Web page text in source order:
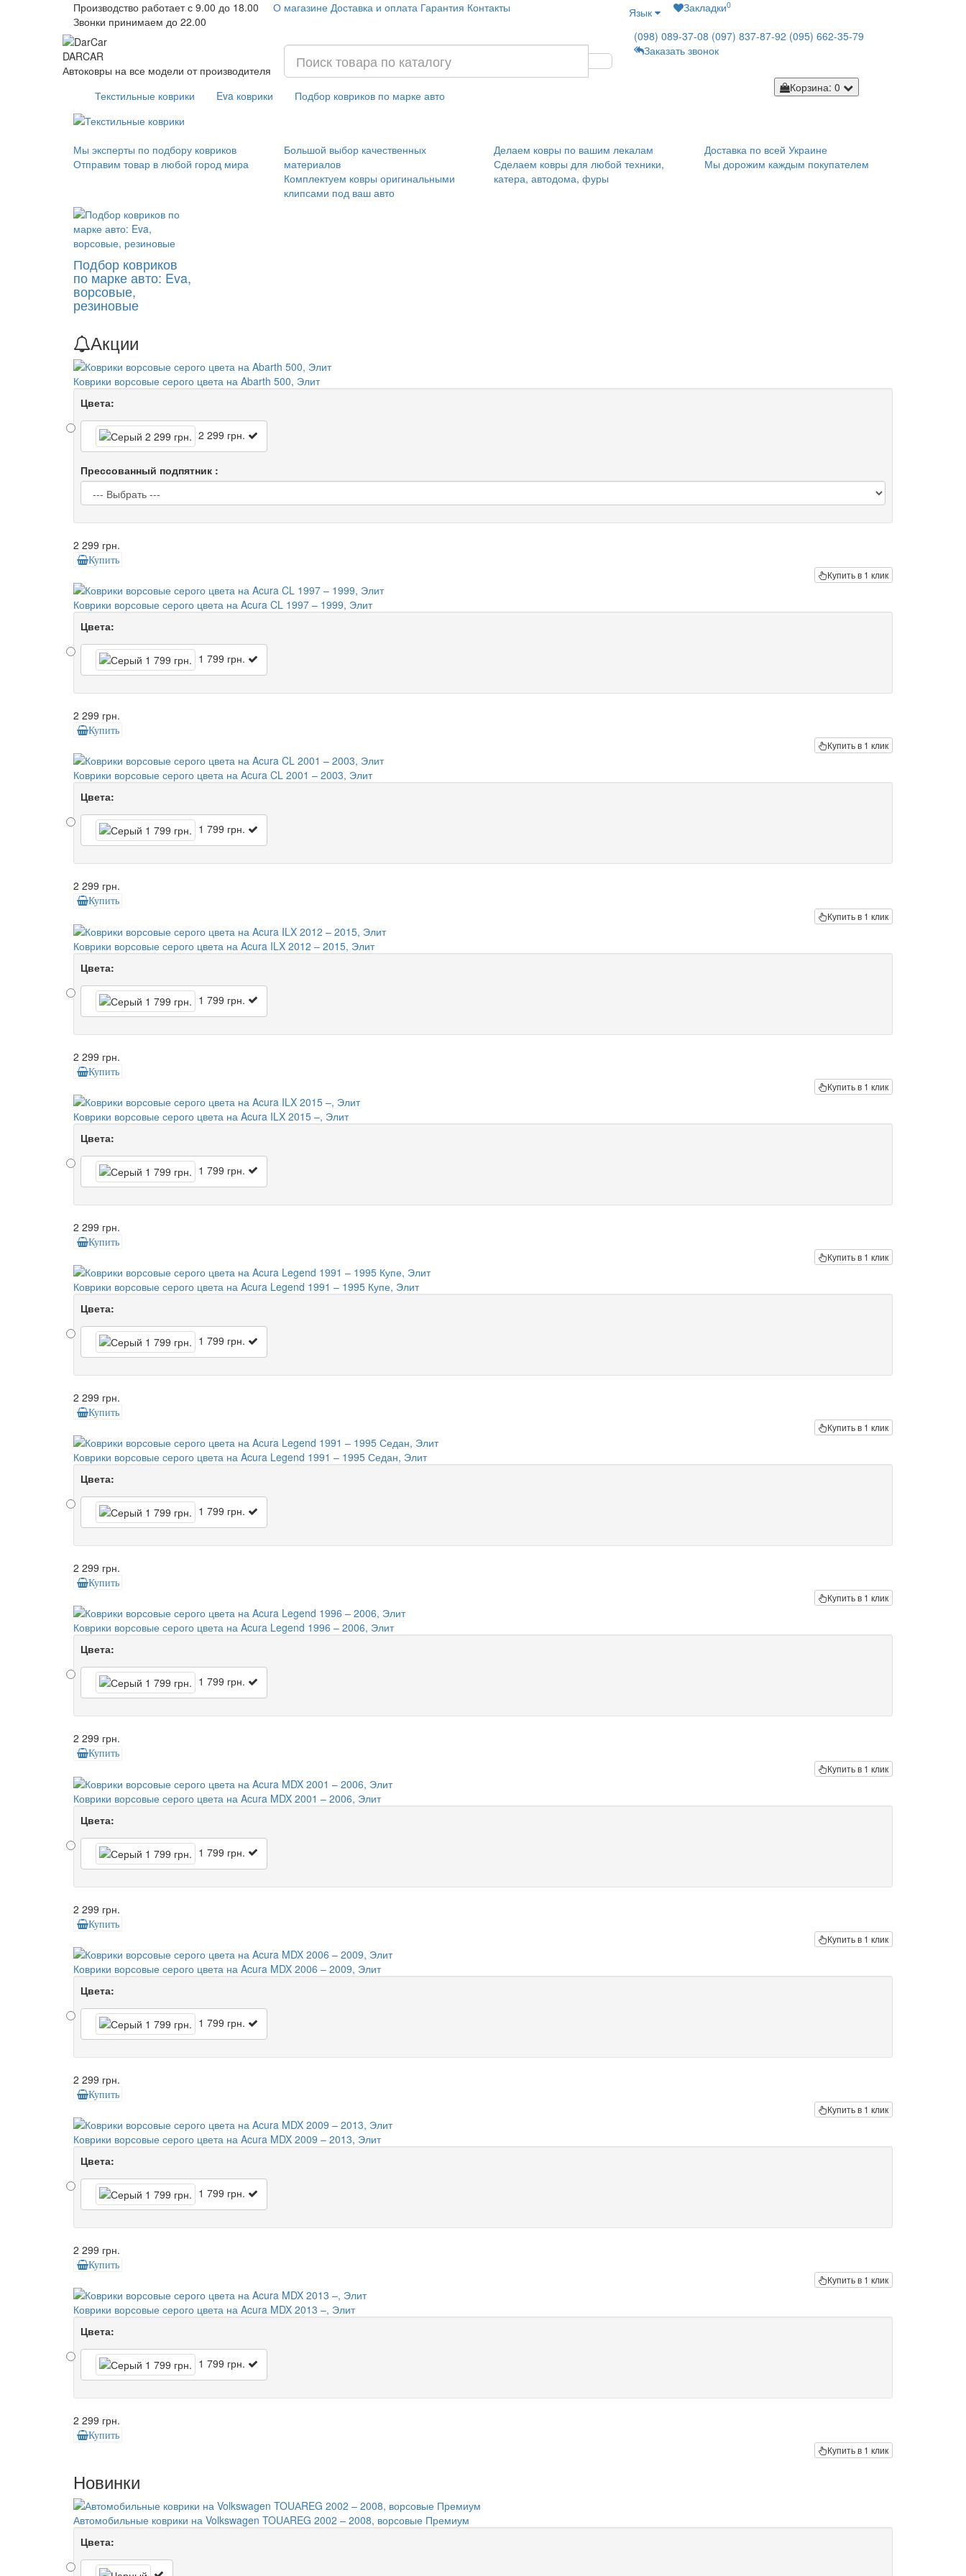
Производство работает с 9.00 до 18.00
Звонки принимаем до 22.00
О магазине Доставка и оплата Гарантия Контакты Язык Закладки0
DARCAR
Автоковры на все модели от производителя
(098) 089-37-08 (097) 837-87-92 (095) 662-35-79
Заказать звонок
Текстильные коврики Eva коврики Подбор ковриков по марке авто
Корзина: 0
Мы эксперты по подбору ковриков
Отправим товар в любой город мира
Большой выбор качественных
материалов
Комплектуем ковры оригинальными
клипсами под ваш авто
Делаем ковры по вашим лекалам
Сделаем ковры для любой техники,
катера, автодома, фуры
Доставка по всей Украине
Мы дорожим каждым покупателем
Подбор ковриков
по марке авто: Eva,
ворсовые,
резиновые
Акции
Коврики ворсовые серого цвета на Abarth 500, Элит
Цвета:
2 299 грн.
Прессованный подпятник :
2 299 грн.
Купить
Купить в 1 клик
Коврики ворсовые серого цвета на Acura CL 1997 – 1999, Элит
Цвета:
1 799 грн.
2 299 грн.
Купить
Купить в 1 клик
Коврики ворсовые серого цвета на Acura CL 2001 – 2003, Элит
Цвета:
1 799 грн.
2 299 грн.
Купить
Купить в 1 клик
Коврики ворсовые серого цвета на Acura ILX 2012 – 2015, Элит
Цвета:
1 799 грн.
2 299 грн.
Купить
Купить в 1 клик
Коврики ворсовые серого цвета на Acura ILX 2015 –, Элит
Цвета:
1 799 грн.
2 299 грн.
Купить
Купить в 1 клик
Коврики ворсовые серого цвета на Acura Legend 1991 – 1995 Купе, Элит
Цвета:
1 799 грн.
2 299 грн.
Купить
Купить в 1 клик
Коврики ворсовые серого цвета на Acura Legend 1991 – 1995 Седан, Элит
Цвета:
1 799 грн.
2 299 грн.
Купить
Купить в 1 клик
Коврики ворсовые серого цвета на Acura Legend 1996 – 2006, Элит
Цвета:
1 799 грн.
2 299 грн.
Купить
Купить в 1 клик
Коврики ворсовые серого цвета на Acura MDX 2001 – 2006, Элит
Цвета:
1 799 грн.
2 299 грн.
Купить
Купить в 1 клик
Коврики ворсовые серого цвета на Acura MDX 2006 – 2009, Элит
Цвета:
1 799 грн.
2 299 грн.
Купить
Купить в 1 клик
Коврики ворсовые серого цвета на Acura MDX 2009 – 2013, Элит
Цвета:
1 799 грн.
2 299 грн.
Купить
Купить в 1 клик
Коврики ворсовые серого цвета на Acura MDX 2013 –, Элит
Цвета:
1 799 грн.
2 299 грн.
Купить
Купить в 1 клик
Новинки
Автомобильные коврики на Volkswagen TOUАREG 2002 – 2008, ворсовые Премиум
Цвета: